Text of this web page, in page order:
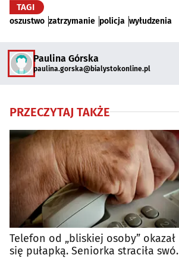
TAGI
oszustwo zatrzymanie policja wyłudzenia
Paulina Górska
paulina.gorska@bialystokonline.pl
PRZECZYTAJ TAKŻE
Telefon od „bliskiej osoby” okazał
się pułapką. Seniorka straciła swój